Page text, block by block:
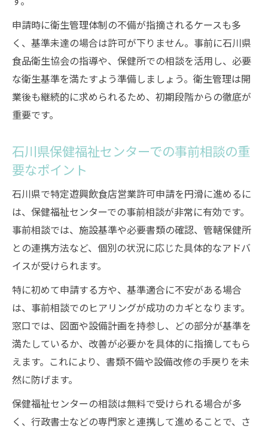
申請時に衛生管理体制の不備が指摘されるケースも多
く、基準未達の場合は許可が下りません。事前に石川県
食品衛生協会の指導や、保健所での相談を活用し、必要
な衛生基準を満たすよう準備しましょう。衛生管理は開
業後も継続的に求められるため、初期段階からの徹底が
重要です。
石川県保健福祉センターでの事前相談の重
要なポイント
石川県で特定遊興飲食店営業許可申請を円滑に進めるに
は、保健福祉センターでの事前相談が非常に有効です。
事前相談では、施設基準や必要書類の確認、管轄保健所
との連携方法など、個別の状況に応じた具体的なアドバ
イスが受けられます。
特に初めて申請する方や、基準適合に不安がある場合
は、事前相談でのヒアリングが成功のカギとなります。
窓口では、図面や設備計画を持参し、どの部分が基準を
満たしているか、改善が必要かを具体的に指摘してもら
えます。これにより、書類不備や設備改修の手戻りを未
然に防げます。
保健福祉センターの相談は無料で受けられる場合が多
く、行政書士などの専門家と連携して進めることで、さ